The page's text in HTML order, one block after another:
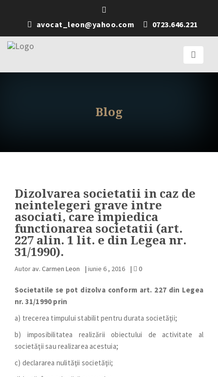
avocat_leon@yahoo.com 0723.646.221
Blog
Dizolvarea societatii in caz de
neintelegeri grave intre
asociati, care impiedica
functionarea societatii (art.
227 alin. 1 lit. e din Legea nr.
31/1990).
Autor av. Carmen Leon | iunie 6 , 2016 | 0
Societatile se pot dizolva conform art. 227 din Legea
nr. 31/1990 prin
a) trecerea timpului stabilit pentru durata societăţii;
b) imposibilitatea realizării obiectului de activitate al
societăţii sau realizarea acestuia;
c) declararea nulităţii societăţii;